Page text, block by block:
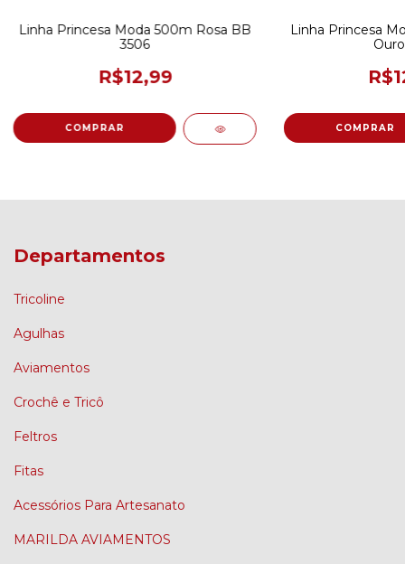
Linha Princesa Moda 500m Rosa BB
3506
R$12,99
Linha Princesa
Departamentos
Tricoline
Agulhas
Aviamentos
Crochê e Tricô
Feltros
Fitas
Acessórios Para Artesanato
MARILDA AVIAMENTOS